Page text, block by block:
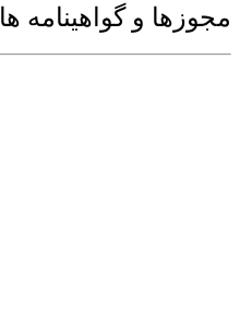
مجوزها و گواهینامه ها